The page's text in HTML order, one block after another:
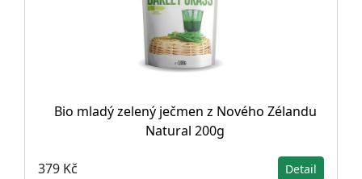
Bio mladý zelený ječmen z Nového Zélandu
Natural 200g
379 Kč Detail